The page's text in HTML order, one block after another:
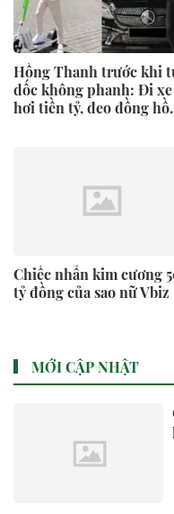
Hồng Thanh trước khi
dốc không phanh: Đi xe
hơi tiền tỷ, đeo đồng hồ
Chiếc nhẫn kim cương
tỷ đồng của sao nữ Vbiz
MỚI CẬP NHẬT